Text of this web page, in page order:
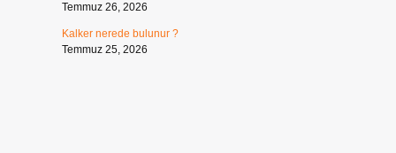
Temmuz 26, 2026
Kalker nerede bulunur ?
Temmuz 25, 2026